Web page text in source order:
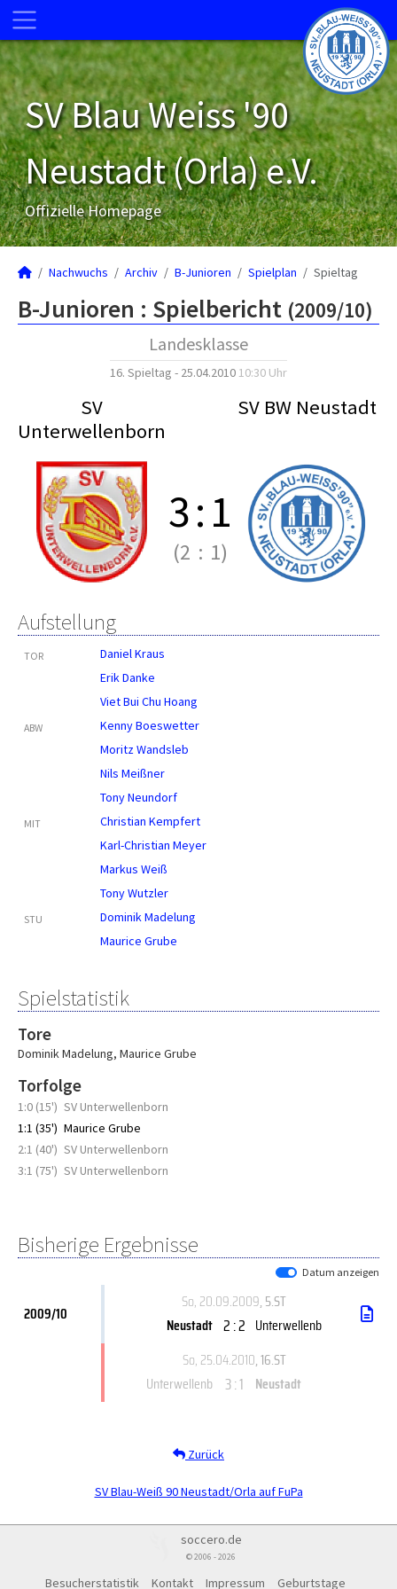
SV Blau Weiss '90
Neustadt (Orla) e.V.
Offizielle Homepage
Nachwuchs Archiv B-Junioren Spielplan Spieltag
B-Junioren : Spielbericht (2009/10)
Landesklasse
16. Spieltag - 25.04.2010 10:30 Uhr
SV
Unterwellenborn
SV BW Neustadt
3:1
(2 : 1)
Aufstellung
TOR
Daniel Kraus
Erik Danke
Viet Bui Chu Hoang
ABW
Kenny Boeswetter
Moritz Wandsleb
Nils Meißner
Tony Neundorf
MIT
Christian Kempfert
Karl-Christian Meyer
Markus Weiß
Tony Wutzler
STU
Dominik Madelung
Maurice Grube
Spielstatistik
Tore
Dominik Madelung, Maurice Grube
Torfolge
1:0 (15') SV Unterwellenborn
1:1 (35') Maurice Grube
2:1 (40') SV Unterwellenborn
3:1 (75') SV Unterwellenborn
Bisherige Ergebnisse
Datum anzeigen
2009/10
So, 20.09.2009, 5.ST
Neustadt 2 : 2 Unterwellenb
So, 25.04.2010, 16.ST
Unterwellenb 3 : 1 Neustadt
Zurück
SV Blau-Weiß 90 Neustadt/Orla auf FuPa
soccero.de
© 2006 - 2026
Besucherstatistik Kontakt Impressum Geburtstage